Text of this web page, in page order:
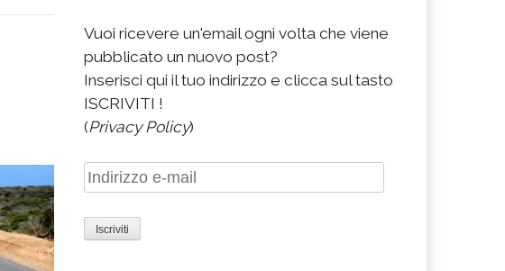
Vuoi ricevere un'email ogni volta che viene
pubblicato un nuovo post?
Inserisci qui il tuo indirizzo e clicca sul tasto
ISCRIVITI !
(Privacy Policy)
Indirizzo
e-
mail